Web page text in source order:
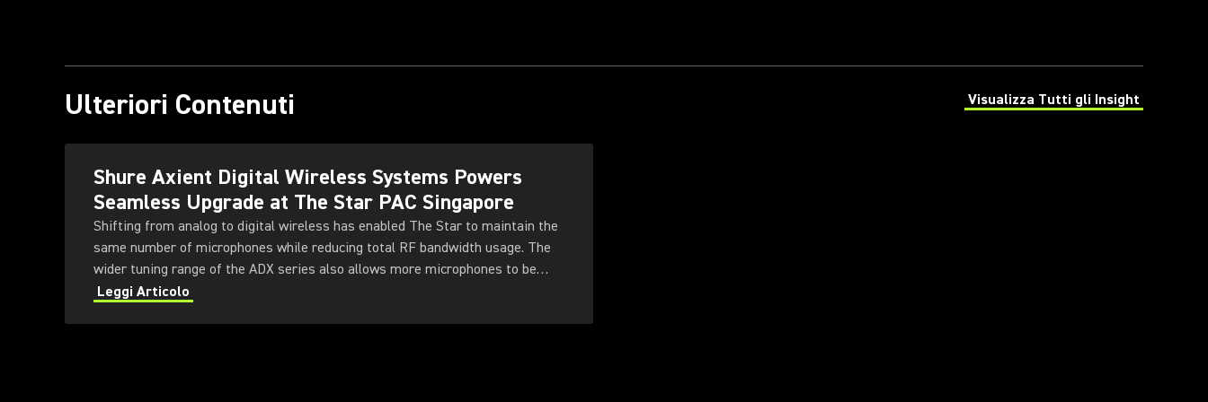
Ulteriori Contenuti Visualizza Tutti gli Insight
(Opens in a new tab)
Shure Axient Digital Wireless Systems Powers
Seamless Upgrade at The Star PAC Singapore
Shifting from analog to digital wireless has enabled The Star to maintain the
same number of microphones while reducing total RF bandwidth usage. The
wider tuning range of the ADX series also allows more microphones to be
deployed simultaneously — offering greater flexibility for future productions.
Leggi Articolo